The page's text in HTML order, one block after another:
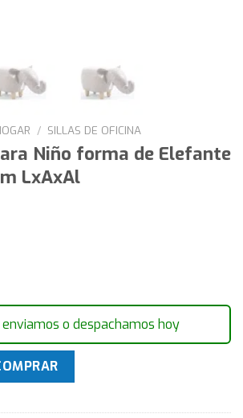
/ SILLAS DE OFICINA
Niño forma de Elefante
LxAxAl
o despachamos hoy
forma de Elefante -60x35x28 cm